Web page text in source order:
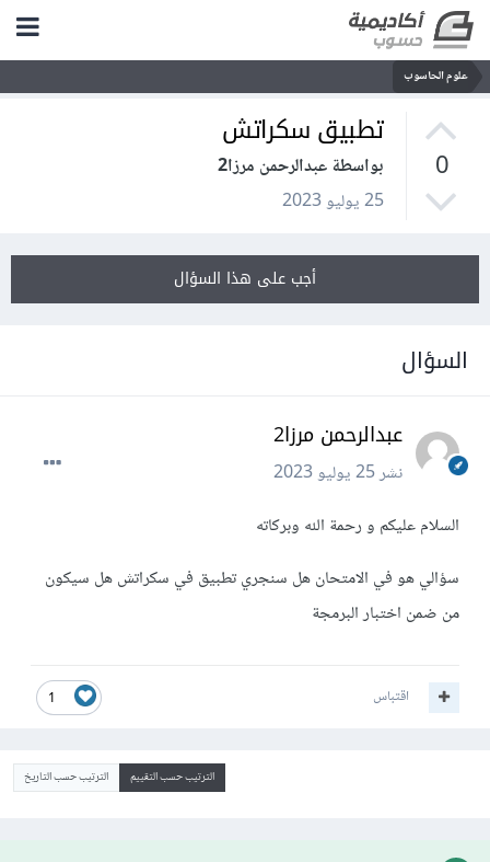
علوم الحاسوب
0
تطبيق سكراتش
بواسطة عبدالرحمن مرزا2
25 يوليو 2023
أجب على هذا السؤال
السؤال
عبدالرحمن مرزا2
نشر25 يوليو 2023
السلام عليكم و رحمة الله وبركاته
سؤالي هو في الامتحان هل سنجري تطبيق في سكراتش هل سيكون
من ضمن اختبار البرمجة
1 اقتباس
الترتيب حسب التقييم الترتيب حسب التاريخ